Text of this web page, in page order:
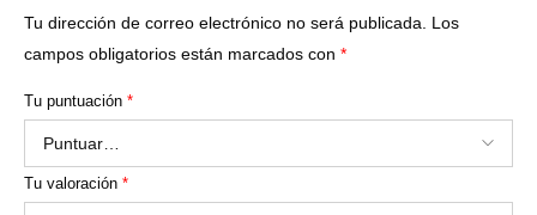
Tu dirección de correo electrónico no será publicada.
Los
campos obligatorios están marcados con *
Tu puntuación *
Tu valoración *